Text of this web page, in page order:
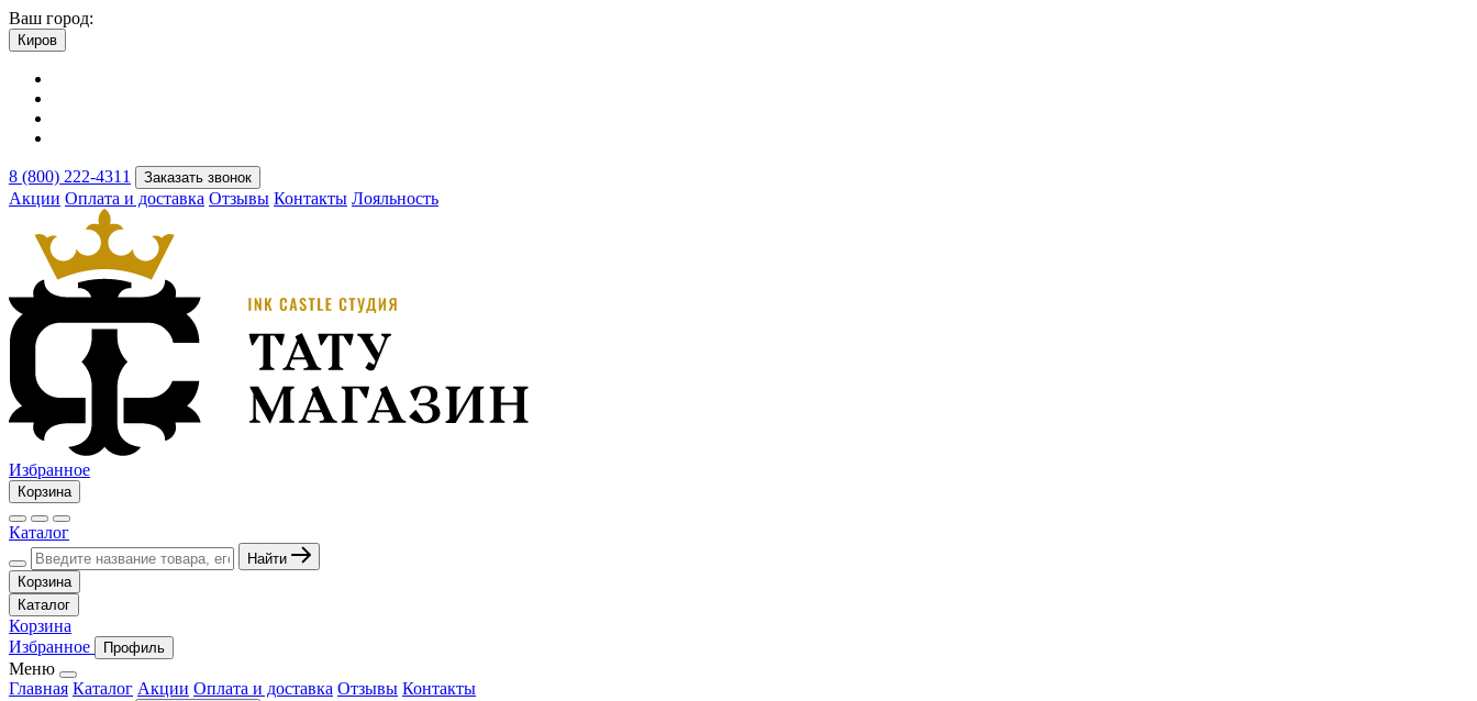
Ваш город:
Киров
8 (800) 222-4311 Заказать звонок
Акции Оплата и доставка Отзывы Контакты Лояльность
Избранное
Корзина
Каталог
Найти
Корзина
Каталог
Корзина
Избранное
Профиль
Меню
Главная Каталог Акции Оплата и доставка Отзывы Контакты